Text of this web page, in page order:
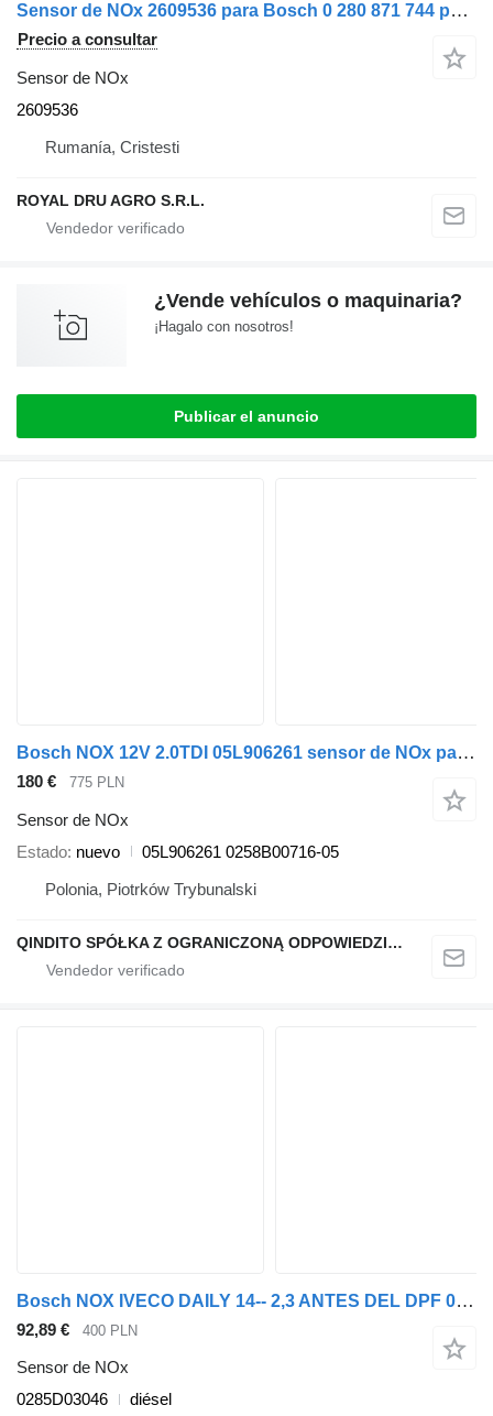
Sensor de NOx 2609536 para Bosch 0 280 871 744 pentru Scania camión
Precio a consultar
Sensor de NOx
2609536
Rumanía, Cristesti
ROYAL DRU AGRO S.R.L.
¿Vende vehículos o maquinaria?
¡Hagalo con nosotros!
Publicar el anuncio
Bosch NOX 12V 2.0TDI 05L906261 sensor de NOx para Audi SKODA coche
180 € 775 PLN
Sensor de NOx
Estado nuevo
05L906261 0258B00716-05
Polonia, Piotrków Trybunalski
QINDITO SPÓŁKA Z OGRANICZONĄ ODPOWIEDZIALNOŚCIĄ
Bosch NOX IVECO DAILY 14-- 2,3 ANTES DEL DPF 0285D03046 sensor de NOx para cabeza tractora
92,89 € 400 PLN
Sensor de NOx
0285D03046
diésel